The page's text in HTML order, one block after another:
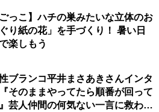
ごっこ】ハチの巣みたいな立体のお
り紙の花」を手づくり！ 暑い日
楽しもう
ブランコ平井まさあきさんインタ
そのままやってたら順番が回って
芸人仲間の何気ない一言に救われ